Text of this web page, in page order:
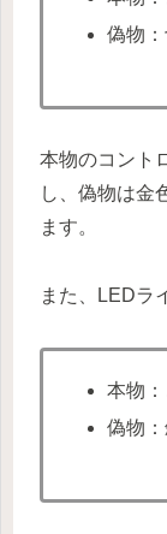
偽物
本物のコント
し、偽物は金
ます。
また、LEDラ
本物
偽物